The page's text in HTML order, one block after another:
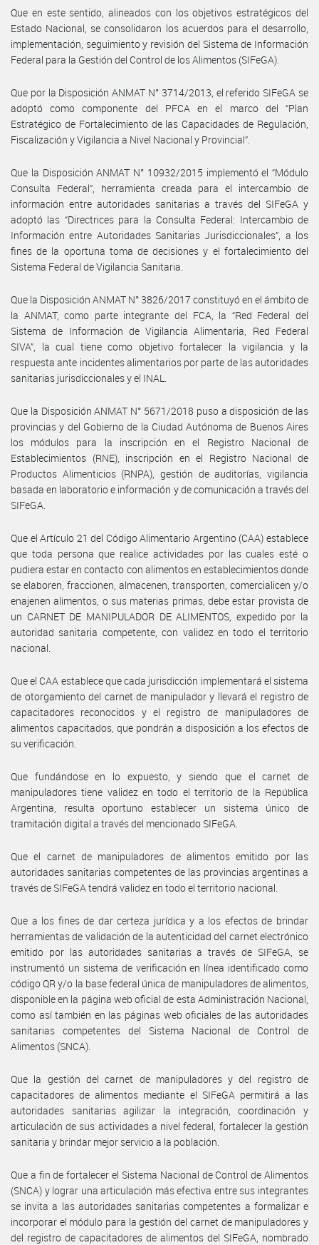
Que en este sentido, alineados con los objetivos estratégicos del
Estado Nacional, se consolidaron los acuerdos para el desarrollo,
implementación, seguimiento y revisión del Sistema de Información
Federal para la Gestión del Control de los Alimentos (SIFeGA).
Que por la Disposición ANMAT N° 3714/2013, el referido SIFeGA se
adoptó como componente del PFCA en el marco del “Plan
Estratégico de Fortalecimiento de las Capacidades de Regulación,
Fiscalización y Vigilancia a Nivel Nacional y Provincial”.
Que la Disposición ANMAT N° 10932/2015 implementó el “Módulo
Consulta Federal”, herramienta creada para el intercambio de
información entre autoridades sanitarias a través del SIFeGA y
adoptó las “Directrices para la Consulta Federal: Intercambio de
Información entre Autoridades Sanitarias Jurisdiccionales”, a los
fines de la oportuna toma de decisiones y el fortalecimiento del
Sistema Federal de Vigilancia Sanitaria.
Que la Disposición ANMAT N° 3826/2017 constituyó en el ámbito de
la ANMAT, como parte integrante del FCA, la “Red Federal del
Sistema de Información de Vigilancia Alimentaria, Red Federal
SIVA”, la cual tiene como objetivo fortalecer la vigilancia y la
respuesta ante incidentes alimentarios por parte de las autoridades
sanitarias jurisdiccionales y el INAL.
Que la Disposición ANMAT N° 5671/2018 puso a disposición de las
provincias y del Gobierno de la Ciudad Autónoma de Buenos Aires
los módulos para la inscripción en el Registro Nacional de
Establecimientos (RNE), inscripción en el Registro Nacional de
Productos Alimenticios (RNPA), gestión de auditorías, vigilancia
basada en laboratorio e información y de comunicación a través del
SIFeGA.
Que el Artículo 21 del Código Alimentario Argentino (CAA) establece
que toda persona que realice actividades por las cuales esté o
pudiera estar en contacto con alimentos en establecimientos donde
se elaboren, fraccionen, almacenen, transporten, comercialicen y/o
enajenen alimentos, o sus materias primas, debe estar provista de
un CARNET DE MANIPULADOR DE ALIMENTOS, expedido por la
autoridad sanitaria competente, con validez en todo el territorio
nacional.
Que el CAA establece que cada jurisdicción implementará el sistema
de otorgamiento del carnet de manipulador y llevará el registro de
capacitadores reconocidos y el registro de manipuladores de
alimentos capacitados, que pondrán a disposición a los efectos de
su verificación.
Que fundándose en lo expuesto, y siendo que el carnet de
manipuladores tiene validez en todo el territorio de la República
Argentina, resulta oportuno establecer un sistema único de
tramitación digital a través del mencionado SIFeGA.
Que el carnet de manipuladores de alimentos emitido por las
autoridades sanitarias competentes de las provincias argentinas a
través de SIFeGA tendrá validez en todo el territorio nacional.
Que a los fines de dar certeza jurídica y a los efectos de brindar
herramientas de validación de la autenticidad del carnet electrónico
emitido por las autoridades sanitarias a través de SIFeGA, se
instrumentó un sistema de verificación en línea identificado como
código QR y/o la base federal única de manipuladores de alimentos,
disponible en la página web oficial de esta Administración Nacional,
como así también en las páginas web oficiales de las autoridades
sanitarias competentes del Sistema Nacional de Control de
Alimentos (SNCA).
Que la gestión del carnet de manipuladores y del registro de
capacitadores de alimentos mediante el SIFeGA permitirá a las
autoridades sanitarias agilizar la integración, coordinación y
articulación de sus actividades a nivel federal, fortalecer la gestión
sanitaria y brindar mejor servicio a la población.
Que a fin de fortalecer el Sistema Nacional de Control de Alimentos
(SNCA) y lograr una articulación más efectiva entre sus integrantes
se invita a las autoridades sanitarias competentes a formalizar e
incorporar el módulo para la gestión del carnet de manipuladores y
del registro de capacitadores de alimentos del SIFeGA, nombrado